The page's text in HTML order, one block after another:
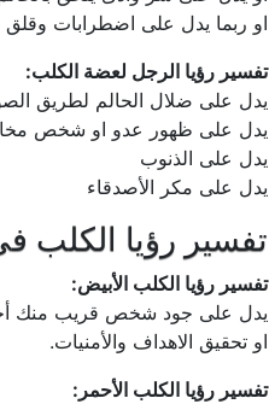
او ربما يدل على اضطرابات
تفسير رؤيا الرجل لعضة الكلب:
يدل على ضلال الحالم لطريق
يدل على ظهور عدو او شخص
يدل على الذنوب
يدل على مكر الأصدقاء
تفسير رؤيا الكلب
تفسير رؤيا الكلب الأبيض:
يدل على جود شخص قريب منك
او تحقيق الاهداف والأمنيات.
تفسير رؤيا الكلب الأحمر: